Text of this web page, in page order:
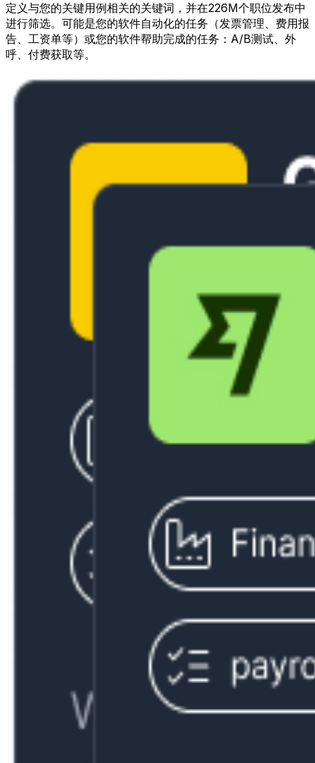
定义与您的关键用例相关的关键词，并在226M个职位发布中
进行筛选。可能是您的软件自动化的任务（发票管理、费用报
告、工资单等）或您的软件帮助完成的任务：A/B测试、外
呼、付费获取等。